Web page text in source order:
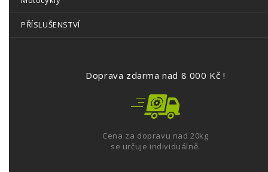
PŘÍSLUŠENSTVÍ
Doprava zdarma nad 8 000 Kč !
Cena za dopravu nad 20kg
se určuje individuálně.